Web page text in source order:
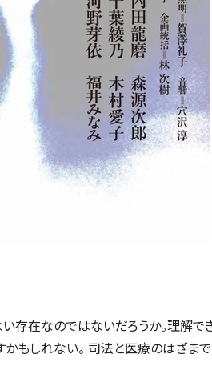
存在なのではないだろうか。理解で
かもしれない。 司法と医療のはざま